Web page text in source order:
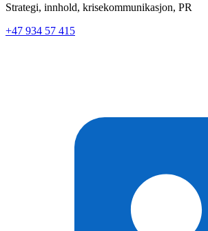
Strategi, innhold, krisekommunikasjon, PR
+47 934 57 415